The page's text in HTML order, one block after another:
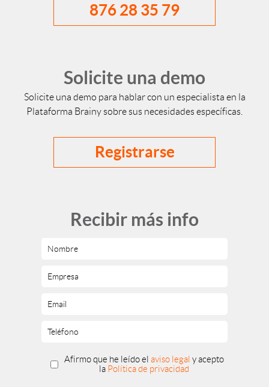
876 28 35 79
Solicite una demo
Solicite una demo para hablar con un especialista en la
Plataforma Brainy sobre sus necesidades específicas.
Registrarse
Recibir más info
Afirmo que he leído elaviso legal y acepto
la Política de privacidad